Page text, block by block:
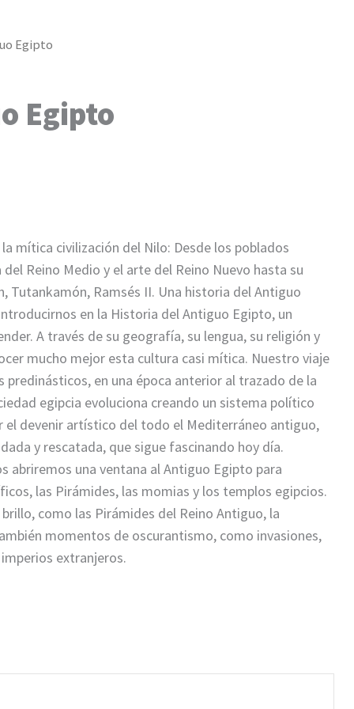
Egipto
Egipto
mítica civilización del Nilo: Desde los poblados
Reino Medio y el arte del Reino Nuevo hasta su
Tutankamón, Ramsés II. Una historia del Antiguo
en la Historia del Antiguo Egipto, un
A través de su geografía, su lengua, su religión y
mucho mejor esta cultura casi mítica. Nuestro viaje
en una época anterior al trazado de la
egipcia evoluciona creando un sistema político
el devenir artístico del todo el Mediterráneo antiguo,
y rescatada, que sigue fascinando hoy día.
abriremos una ventana al Antiguo Egipto para
las Pirámides, las momias y los templos egipcios.
como las Pirámides del Reino Antiguo, la
momentos de oscurantismo, como invasiones,
extranjeros.